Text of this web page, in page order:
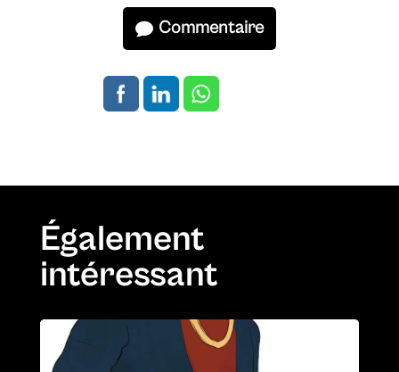
Commentaire
Également
intéressant